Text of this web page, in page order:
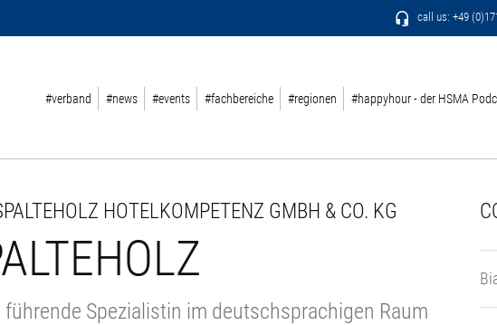
call us: +49
#verband #news #events #fachbereiche #regionen #happyhour - der HSMA
HOTELKOMPETENZ GMBH & CO. KG
Spezialistin im deutschsprachigen Raum